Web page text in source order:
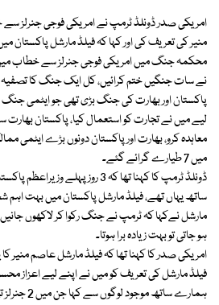
امریکی صدر ڈونلڈ ٹرمپ نے امریکی فوجی جنرلز
منیر کی تعریف کی اور کہا کہ فیلڈ مارشل
محکمہ جنگ میں امریکی فوجی جنرلز سے خطاب میں
نے سات جنگیں ختم کرائیں، کل ایک جنگ کا
پاکستان اور بھارت کی جنگ بڑی تھی جو ایٹمی
لیے میں نے تجارت کو استعمال کیا، پاکستان بھارت
معاہدہ کرو، بھارت اور پاکستان دونوں بڑے ایٹمی
میں 7 طیارے گرائے گئے۔
ڈونلڈ ٹرمپ کا کہنا تھا کہ 3 روز
ساتھ یہاں تھے، فیلڈ مارشل پاکستان میں بہت اہم
مارشل نےکہا کہ ٹرمپ نے جنگ رکوا کر لاکھوں
ہو جاتی تو بہت زیادہ برا ہوتا۔
امریکی صدر کا کہنا تھا کہ فیلڈ مارشل عاصم منیر
فیلڈ مارشل کی تعریف کو میں نے اپنے لیے اعزاز
ہمارے ساتھ موجود لوگوں سے کہا جن میں 2 جنرلز تھے۔